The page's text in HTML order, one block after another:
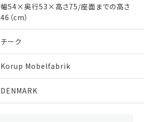
幅54×奥行53×高さ75/座面までの高さ
46（cm）
チーク
Korup Mobelfabrik
DENMARK